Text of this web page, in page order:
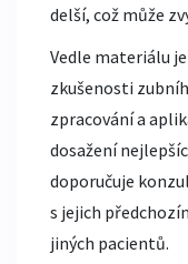
delší, což může
Vedle materiálu
zkušenosti
zpracování a
dosažení
doporučuje
s jejich
jiných pacientů.